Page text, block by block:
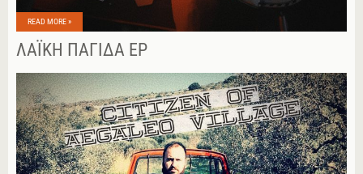
READ MORE »
ΛΑΪΚΉ ΠΑΓΊΔΑ EP